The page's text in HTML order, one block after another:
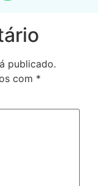
publicado.
com *